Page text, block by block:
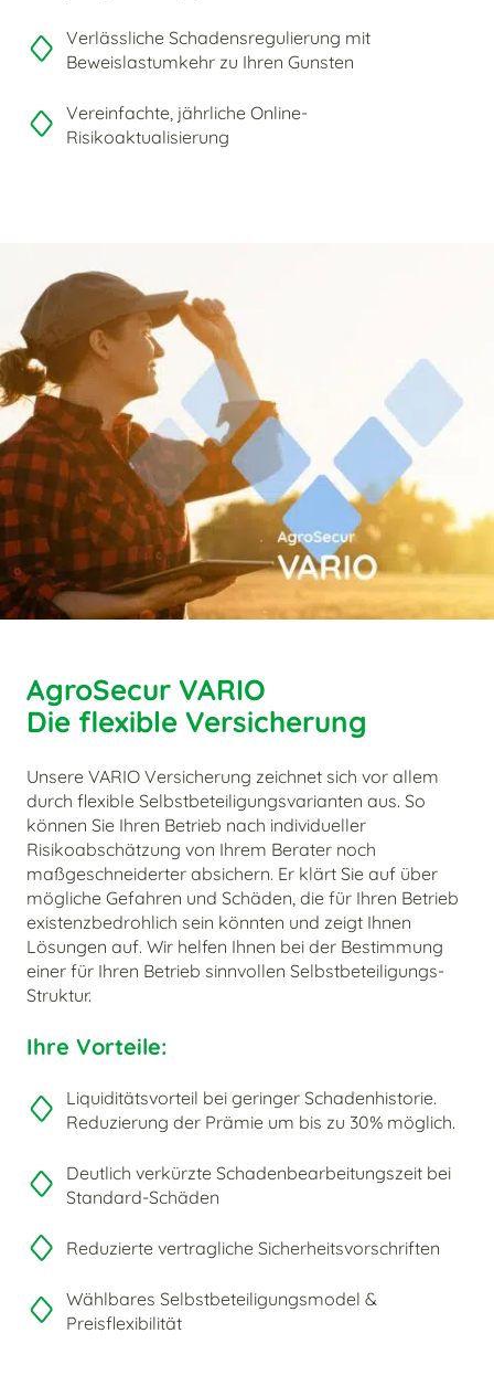
Verlässliche Schadensregulierung mit
Beweislastumkehr zu Ihren Gunsten
Vereinfachte, jährliche Online-
Risikoaktualisierung
AgroSecur VARIO
Die flexible Versicherung
Unsere VARIO Versicherung zeichnet sich vor allem
durch flexible Selbstbeteiligungsvarianten aus. So
können Sie Ihren Betrieb nach individueller
Risikoabschätzung von Ihrem Berater noch
maßgeschneiderter absichern. Er klärt Sie auf über
mögliche Gefahren und Schäden, die für Ihren Betrieb
existenzbedrohlich sein könnten und zeigt Ihnen
Lösungen auf. Wir helfen Ihnen bei der Bestimmung
einer für Ihren Betrieb sinnvollen Selbstbeteiligungs-
Struktur.
Ihre Vorteile:
Liquiditätsvorteil bei geringer Schadenhistorie.
Reduzierung der Prämie um bis zu 30% möglich.
Deutlich verkürzte Schadenbearbeitungszeit bei
Standard-Schäden
Reduzierte vertragliche Sicherheitsvorschriften
Wählbares Selbstbeteiligungsmodel &
Preisflexibilität